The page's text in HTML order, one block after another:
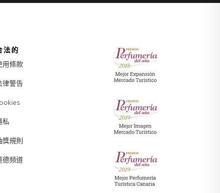
法的
用條款
律警告
私
獎規則
德频道